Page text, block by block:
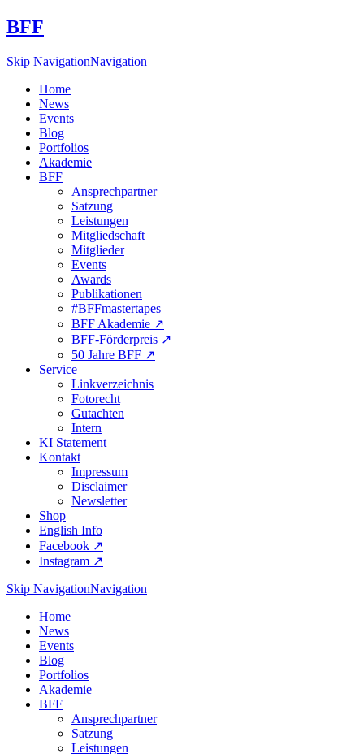
BFF
Skip NavigationNavigation
Home
News
Events
Blog
Portfolios
Akademie
BFF
Ansprechpartner
Satzung
Leistungen
Mitgliedschaft
Mitglieder
Events
Awards
Publikationen
#BFFmastertapes
BFF Akademie ↗︎
BFF-Förderpreis ↗︎
50 Jahre BFF ↗︎
Service
Linkverzeichnis
Fotorecht
Gutachten
Intern
KI Statement
Kontakt
Impressum
Disclaimer
Newsletter
Shop
English Info
Facebook ↗︎
Instagram ↗︎
Skip NavigationNavigation
Home
News
Events
Blog
Portfolios
Akademie
BFF
Ansprechpartner
Satzung
Leistungen